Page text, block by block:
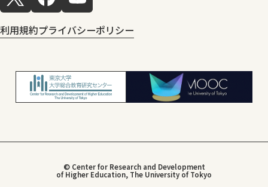
利用規約プライバシーポリシー
© Center for Research and Development
of Higher Education, The University of Tokyo